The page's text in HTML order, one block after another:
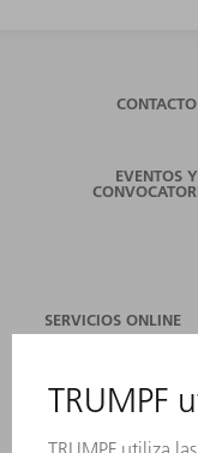
CONTACTO
EVENTOS Y
SERVICIOS ONLINE
EVENTOS Y
REGISTRO PARA EL
FICHAS TÉCNICAS DE